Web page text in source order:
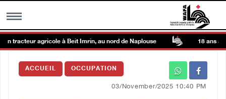
MENU
Galerie d’images
tracteur agricole à Beit Imrin, au nord de Naplouse 18 ans
ACCUEIL OCCUPATION
03/November/2025 10:40 PM